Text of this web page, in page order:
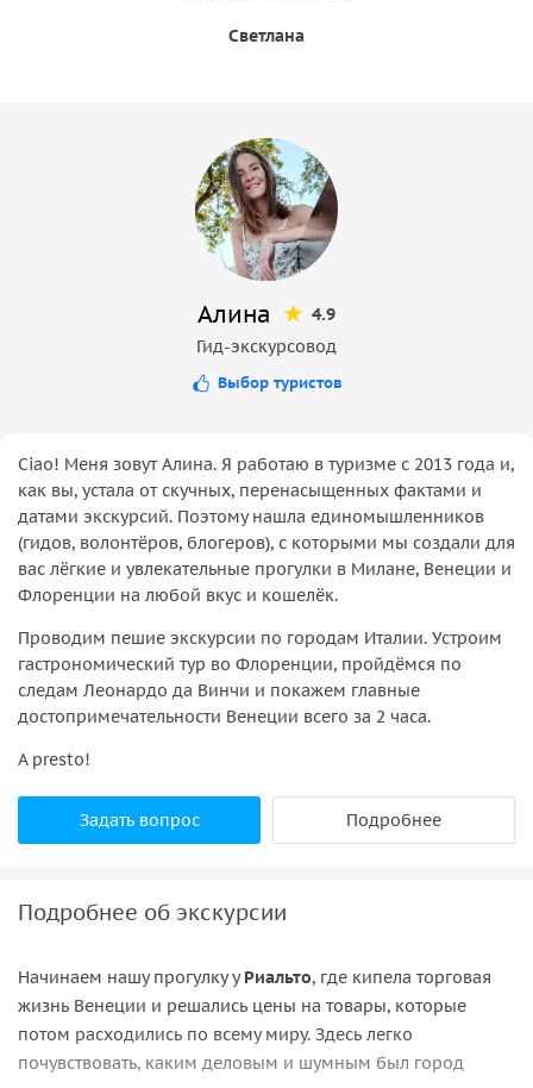
Светлана
Алина
4.9
Гид-экскурсовод
Выбор туристов
Ciao! Меня зовут Алина. Я работаю в туризме с 2013 года и,
как вы, устала от скучных, перенасыщенных фактами и
датами экскурсий. Поэтому нашла единомышленников
(гидов, волонтёров, блогеров), с которыми мы создали для
вас лёгкие и увлекательные прогулки в Милане, Венеции и
Флоренции на любой вкус и кошелёк.
Проводим пешие экскурсии по городам Италии. Устроим
гастрономический тур во Флоренции, пройдёмся по
следам Леонардо да Винчи и покажем главные
достопримечательности Венеции всего за 2 часа.
A presto!
Задать вопрос Подробнее
Подробнее об экскурсии
Начинаем нашу прогулку уРиальто, где кипела торговая
жизнь Венеции и решались цены на товары, которые
потом расходились по всему миру. Здесь легко
почувствовать, каким деловым и шумным был город